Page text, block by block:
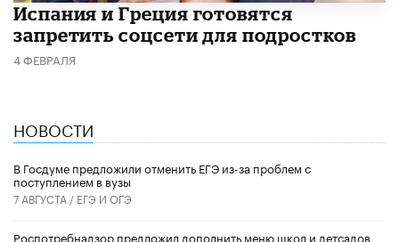
Испания и Греция готовятся
запретить соцсети для подростков
4 ФЕВРАЛЯ
НОВОСТИ
В Госдуме предложили отменить ЕГЭ из-за проблем с
поступлением в вузы
7 АВГУСТА / ЕГЭ И ОГЭ
Роспотребнадзор предложил дополнить меню школ и детсадов